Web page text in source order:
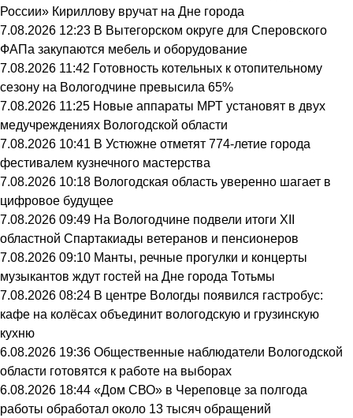
России» Кириллову вручат на Дне города
7.08.2026 12:23 В Вытегорском округе для Сперовского
ФАПа закупаются мебель и оборудование
7.08.2026 11:42 Готовность котельных к отопительному
сезону на Вологодчине превысила 65%
7.08.2026 11:25 Новые аппараты МРТ установят в двух
медучреждениях Вологодской области
7.08.2026 10:41 В Устюжне отметят 774-летие города
фестивалем кузнечного мастерства
7.08.2026 10:18 Вологодская область уверенно шагает в
цифровое будущее
7.08.2026 09:49 На Вологодчине подвели итоги XII
областной Спартакиады ветеранов и пенсионеров
7.08.2026 09:10 Манты, речные прогулки и концерты
музыкантов ждут гостей на Дне города Тотьмы
7.08.2026 08:24 В центре Вологды появился гастробус:
кафе на колёсах объединит вологодскую и грузинскую
кухню
6.08.2026 19:36 Общественные наблюдатели Вологодской
области готовятся к работе на выборах
6.08.2026 18:44 «Дом СВО» в Череповце за полгода
работы обработал около 13 тысяч обращений